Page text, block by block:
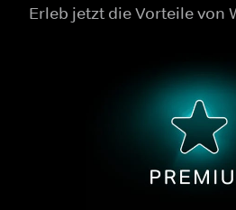
Erleb jetzt die Vorteile von